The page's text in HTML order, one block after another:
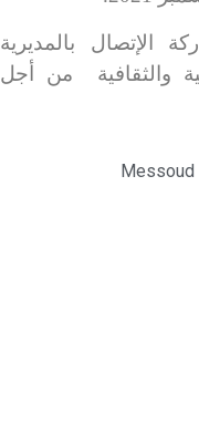
الإتصال بالمديرية
والثقافية من أجل
Messoud